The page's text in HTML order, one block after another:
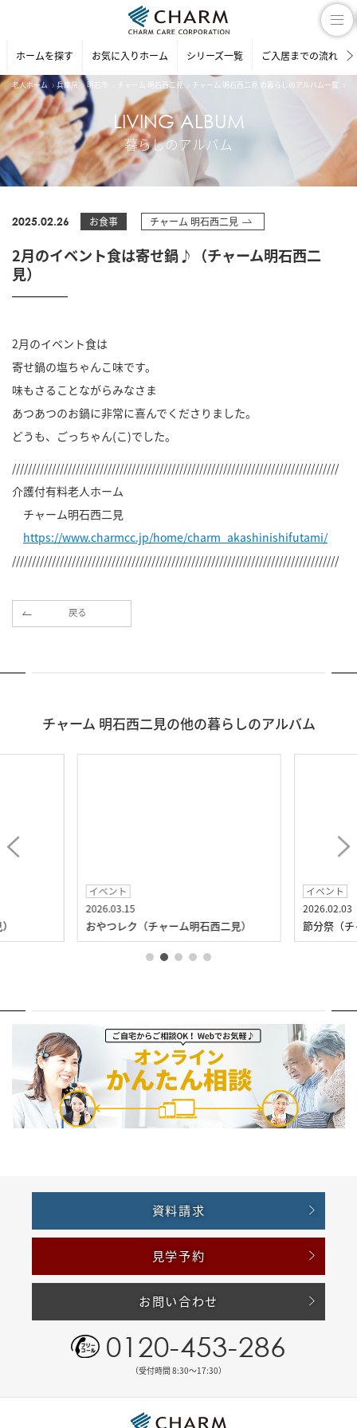
ホームを探す お気に入りホーム シリーズ一覧 ご入居までの流れ
老人ホーム 兵庫県 明石市 チャーム 明石西二見 チャーム 明石西二見 の暮らしのアルバム一覧
LIVING ALBUM
暮らしのアルバム
2025.02.26 お食事 チャーム 明石西二見
2月のイベント食は寄せ鍋♪（チャーム明石西二
見）
2月のイベント食は
寄せ鍋の塩ちゃんこ味です。
味もさることながらみなさま
あつあつのお鍋に非常に喜んでくださりました。
どうも、ごっちゃん(こ)でした。
//////////////////////////////////////////////////////////////////////////////////
介護付有料老人ホーム
チャーム明石西二見
https://www.charmcc.jp/home/charm_akashinishifutami/
//////////////////////////////////////////////////////////////////////////////////
戻る
チャーム 明石西二見の他の暮らしのアルバム
イベント
2026.03.15
おやつレク（チャーム明石西二見）
イベント
2026.02.03
節分祭（
資料請求
見学予約
お問い合わせ
0120-453-286
（受付時間 8:30〜17:30）